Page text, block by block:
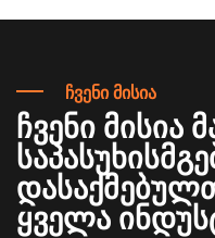
ჩვენი მისია
ჩვენი მისია
ყველა